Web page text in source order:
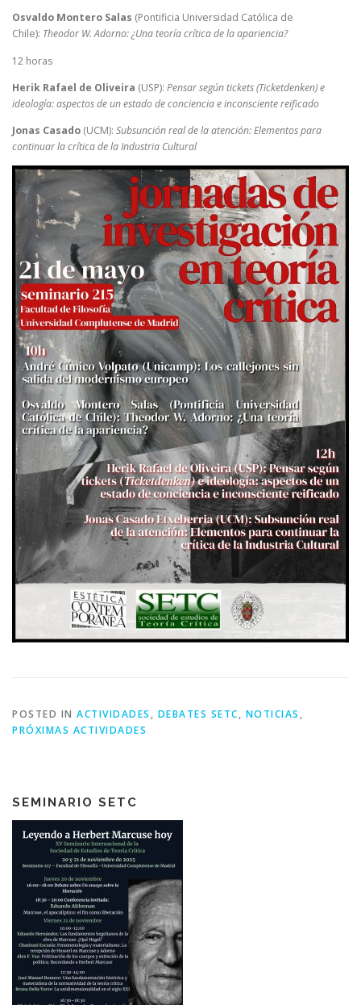
Osvaldo Montero Salas (Pontificia Universidad Católica de
Chile): Theodor W. Adorno: ¿Una teoría crítica de la apariencia?
12 horas
Herik Rafael de Oliveira (USP): Pensar según tickets (Ticketdenken) e
ideología: aspectos de un estado de conciencia e inconsciente reificado
Jonas Casado (UCM): Subsunción real de la atención: Elementos para
continuar la crítica de la Industria Cultural
POSTED IN ACTIVIDADES , DEBATES SETC, NOTICIAS ,
PRÓXIMAS ACTIVIDADES
SEMINARIO SETC